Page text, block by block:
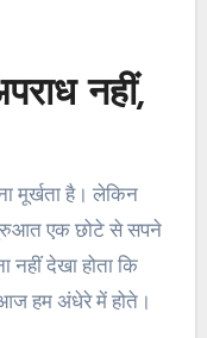
नहीं,
मूर्खता है। लेकिन
एक छोटे से सपने
देखा होता कि
आज हम अंधेरे में होते।